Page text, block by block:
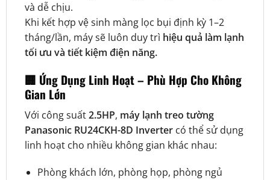
và dễ chịu.
Khi kết hợp vệ sinh màng lọc bụi định kỳ 1–2
tháng/lần, máy sẽ luôn duy trì hiệu quả làm lạnh
tối ưu và tiết kiệm điện năng.
🏢 Ứng Dụng Linh Hoạt – Phù Hợp Cho Không
Gian Lớn
Với công suất2.5HP, máy lạnh treo tường
Panasonic RU24CKH-8D Invertercó thể sử dụng
linh hoạt cho nhiều không gian khác nhau:
Phòng khách lớn, phòng họp, phòng ngủ